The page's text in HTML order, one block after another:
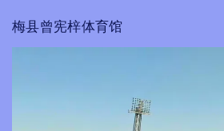
梅县曾宪梓体育馆